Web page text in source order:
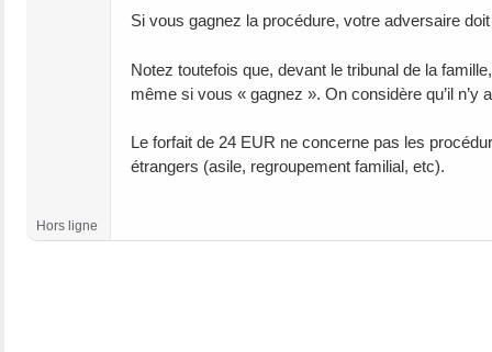
Si vous gagnez la procédure, votre adversaire
Notez toutefois que, devant le tribunal de la
même si vous « gagnez ». On considère qu’il n’y
Le forfait de 24 EUR ne concerne pas les
étrangers (asile, regroupement familial, etc).
Hors ligne